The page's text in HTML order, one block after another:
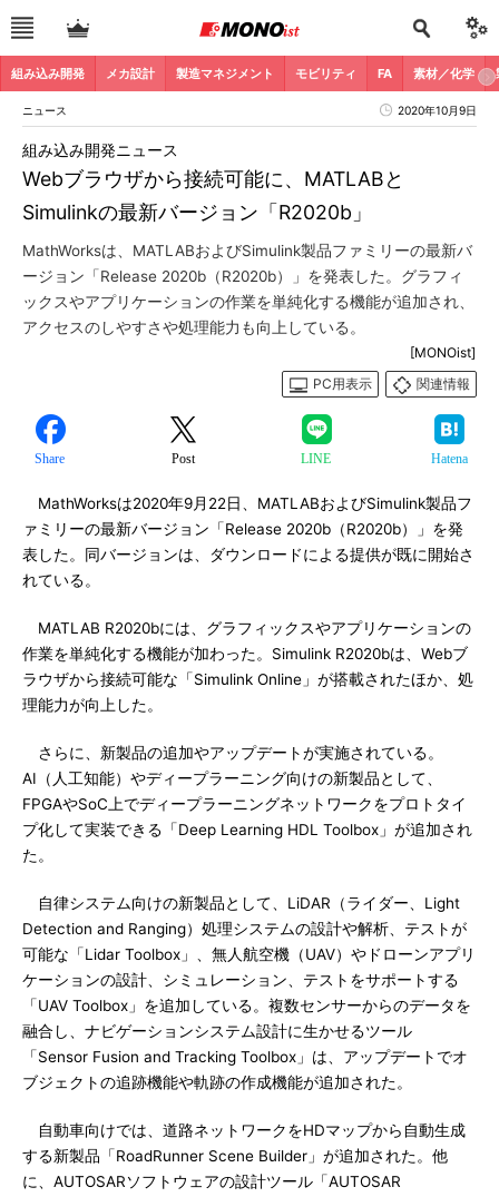
組み込み開発 メカ設計 製造マネジメント モビリティ FA 素材／化学
ニュース 2020年10月9日
Webブラウザから接続可能に、MATLABと
Simulinkの最新バージョン「R2020b」
組み込み開発ニュース
MathWorksは、MATLABおよびSimulink製品ファミリーの最新バ
ージョン「Release 2020b（R2020b）」を発表した。グラフィ
ックスやアプリケーションの作業を単純化する機能が追加され、
アクセスのしやすさや処理能力も向上している。
[MONOist]
PC用表示
関連情報
Share Post LINE Hatena
MathWorksは2020年9月22日、MATLABおよびSimulink製品フ
ァミリーの最新バージョン「Release 2020b（R2020b）」を発
表した。同バージョンは、ダウンロードによる提供が既に開始さ
れている。
MATLAB R2020bには、グラフィックスやアプリケーションの
作業を単純化する機能が加わった。Simulink R2020bは、Webブ
ラウザから接続可能な「Simulink Online」が搭載されたほか、処
理能力が向上した。
さらに、新製品の追加やアップデートが実施されている。
AI（人工知能）やディープラーニング向けの新製品として、
FPGAやSoC上でディープラーニングネットワークをプロトタイ
プ化して実装できる「Deep Learning HDL Toolbox」が追加され
た。
自律システム向けの新製品として、LiDAR（ライダー、Light
Detection and Ranging）処理システムの設計や解析、テストが
可能な「Lidar Toolbox」、無人航空機（UAV）やドローンアプリ
ケーションの設計、シミュレーション、テストをサポートする
「UAV Toolbox」を追加している。複数センサーからのデータを
融合し、ナビゲーションシステム設計に生かせるツール
「Sensor Fusion and Tracking Toolbox」は、アップデートでオ
ブジェクトの追跡機能や軌跡の作成機能が追加された。
自動車向けでは、道路ネットワークをHDマップから自動生成
する新製品「RoadRunner Scene Builder」が追加された。他
に、AUTOSARソフトウェアの設計ツール「AUTOSAR